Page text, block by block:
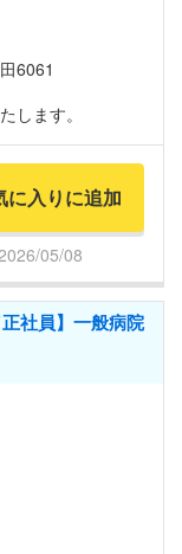
6061
します。
に入りに追加
05/08
社員】一般病院